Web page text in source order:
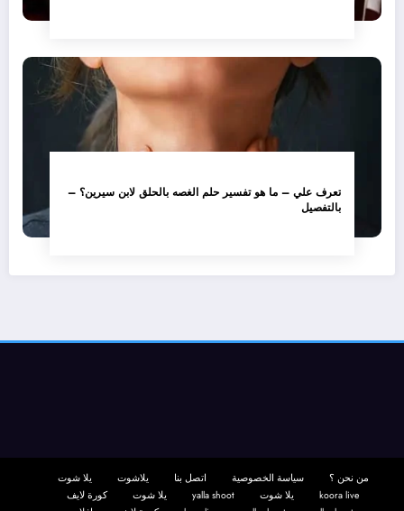
تعرف علي – ما هو تفسير حلم الغصه بالحلق لابن سيرين؟ –
بالتفصيل
من نحن ؟ سياسة الخصوصية اتصل بنا يلاشوت
يلا شوت
koora live
يلا شوت yalla shoot يلا شوت
كورة لايف